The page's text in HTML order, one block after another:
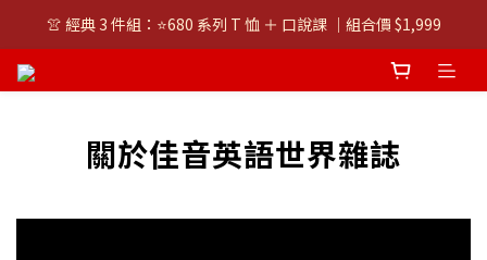
👚 經典 3 件組：⭐680 系列 T 恤 ＋ 口說課 ｜組合價 $1,999
👚 經典 3 件組：⭐680 系列 T 恤 ＋ 口說課 ｜組合價 $1,999
關於佳音英語世界雜誌